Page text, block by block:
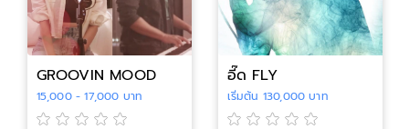
GROOVIN MOOD
15,000 - 17,000 บาท
อี๊ด FLY
เริ่มต้น 130,000 บาท